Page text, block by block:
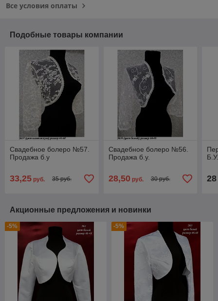
Все условия оплаты
Подобные товары компании
Свадебное болеро №57.
Продажа б.у
33,25 руб. 35 руб.
Свадебное болеро №56.
Продажа б.у.
28,50 руб. 30 руб. 28
Акционные предложения и новинки
-5% -5%